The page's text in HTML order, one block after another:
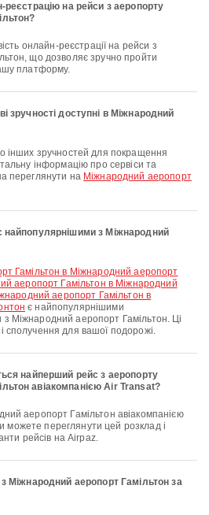
на рейси з аеропорту
що дозволяє зручно пройти
платформу.
зручності доступні в Міжнародний
інформацію про сервіси та
переглянути на Міжнародний аеропорт
найпопулярнішими з Міжнародний
аеропорт Гамільтон в Міжнародний
аеропорт Гамільтон в
є найпопулярнішими
Міжнародний аеропорт Гамільтон. Ці
сполучення для вашої подорожі.
найперший рейс з аеропорту
авіакомпанією Air Transat?
можете переглянути цей розклад і
рейсів на Airpaz.
Міжнародний аеропорт Гамільтон за